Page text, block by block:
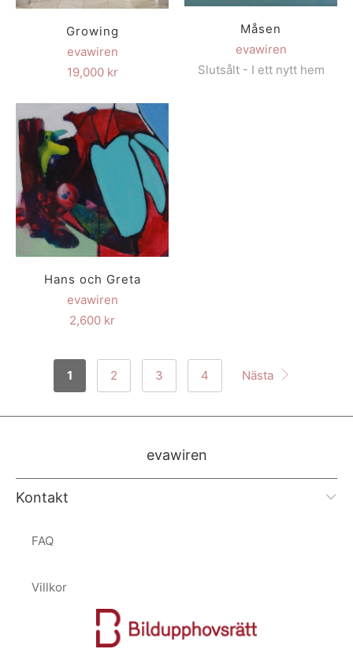
Growing
evawiren
19,000 kr
Måsen
evawiren
Slutsålt - I ett nytt hem
Hans och Greta
evawiren
2,600 kr
1 2 3 4 Nästa
evawiren
Kontakt
FAQ
Villkor